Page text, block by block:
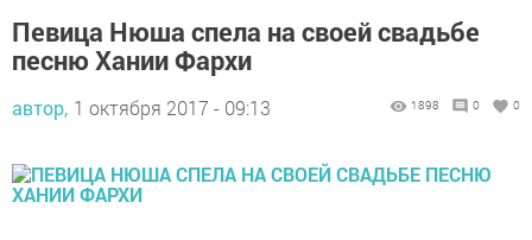
Певица Нюша спела на своей свадьбе
песню Хании Фархи
автор, 1 октября 2017 - 09:13 1898 0 0